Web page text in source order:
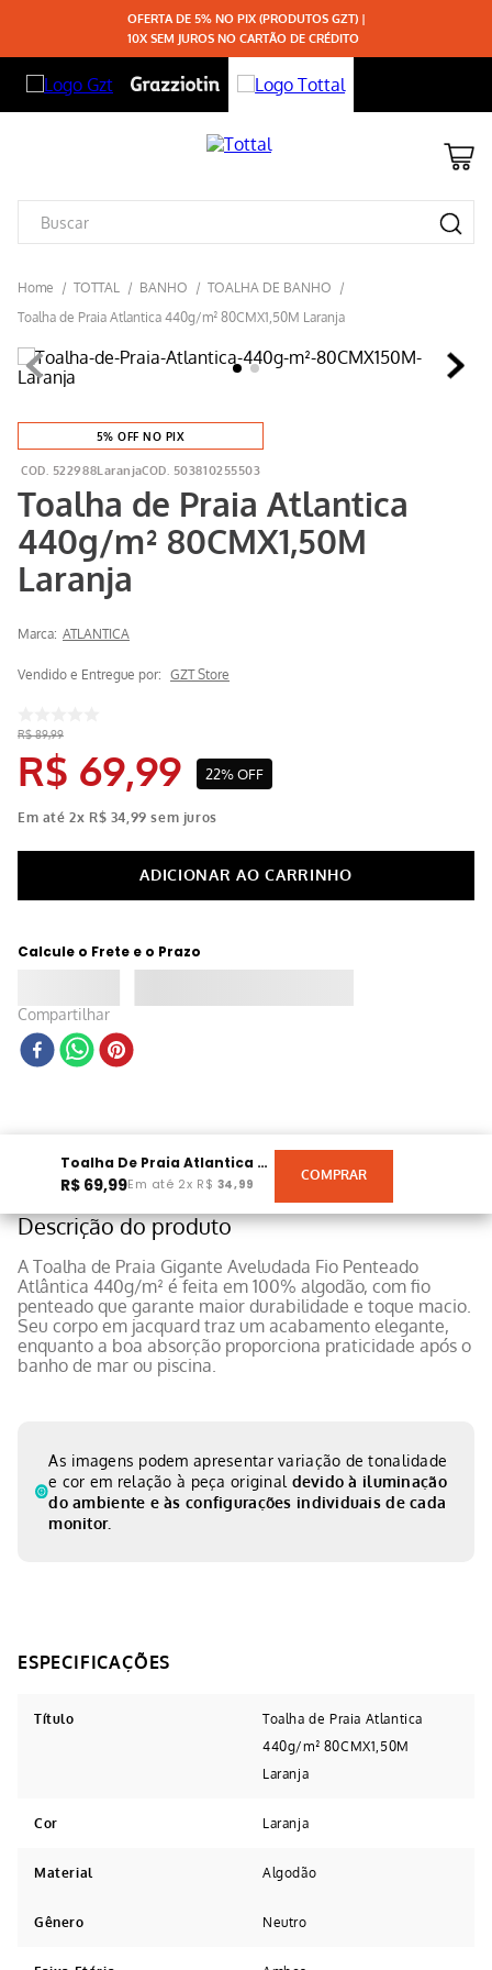
OFERTA DE 5% NO PIX (PRODUTOS GZT) |
10X SEM JUROS NO CARTÃO DE CRÉDITO
TOTTAL BANHO
TOALHA DE BANHO
Toalha de Praia Atlantica 440g/m² 80CMX1,50M Laranja
5% OFF NO PIX
522988Laranja 503810255503
Toalha de Praia Atlantica
440g/m² 80CMX1,50M
Laranja
Marca: ATLANTICA
Vendido e Entregue por: GZT Store
R$ 89,99
R$ 69,99 22%OFF
Em até2x R$ 34 99 sem juros
Calcule o Frete e o Prazo
Compartilhar
Toalha De Praia Atlantica 440g/m² 80CMX1,50M Laranja
R$ 69,99Em até 2x R$ 34,99
Descrição do produto
A Toalha de Praia Gigante Aveludada Fio Penteado
Atlântica 440g/m² é feita em 100% algodão, com fio
penteado que garante maior durabilidade e toque macio.
Seu corpo em jacquard traz um acabamento elegante,
enquanto a boa absorção proporciona praticidade após o
banho de mar ou piscina.
As imagens podem apresentar variação de tonalidade
e cor em relação à peça original devido à iluminação
do ambiente e às configurações individuais de cada
monitor.
Título
Toalha de Praia Atlantica
440g/m² 80CMX1,50M
Laranja
Cor Laranja
Material Algodão
Gênero Neutro